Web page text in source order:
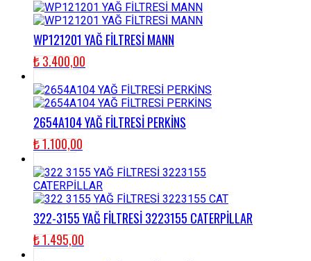
WP121201 YAĞ FİLTRESİ MANN
₺3.400,00
2654A104 YAĞ FİLTRESİ PERKİNS
₺1.100,00
322-3155 YAĞ FİLTRESİ 3223155 CATERPİLLAR
₺1.495,00